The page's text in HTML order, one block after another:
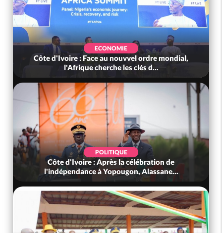
ECONOMIE
Côte d'Ivoire : Face au nouvvel ordre mondial,
l'Afrique cherche les clés d...
POLITIQUE
Côte d'Ivoire : Après la célébration de
l'indépendance à Yopougon, Alassane...